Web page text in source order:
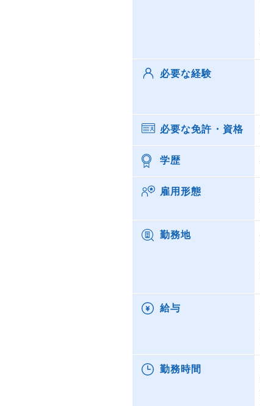
必要な経験
必要な免許・資格
学歴
雇用形態
勤務地
給与
勤務時間